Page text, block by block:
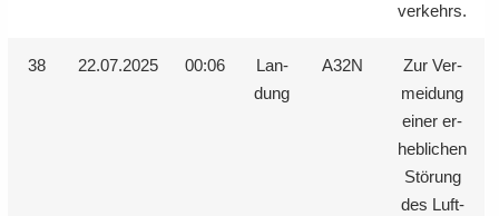
ver­kehrs.
38 22.07.2025 00:06
Lan­
dung
A32N
Zur Ver­
mei­dung
einer er­
heb­li­chen
Stö­rung
des Luft­